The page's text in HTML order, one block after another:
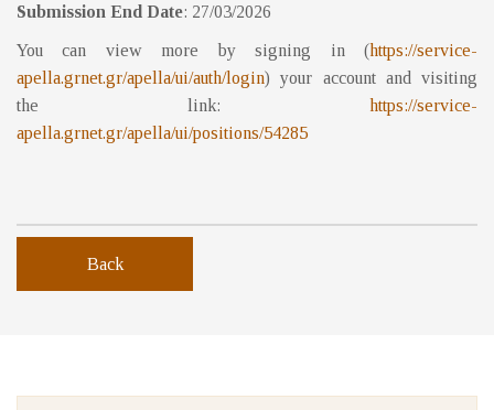
Submission End Date: 27/03/2026
You can view more by signing in (https://service-
apella.grnet.gr/apella/ui/auth/login) your account and visiting
the link: https://service-
apella.grnet.gr/apella/ui/positions/54285
Back